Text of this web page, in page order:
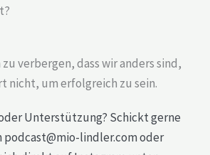
Unterstützung? Schickt gerne
podcast@mio-lindler.com oder